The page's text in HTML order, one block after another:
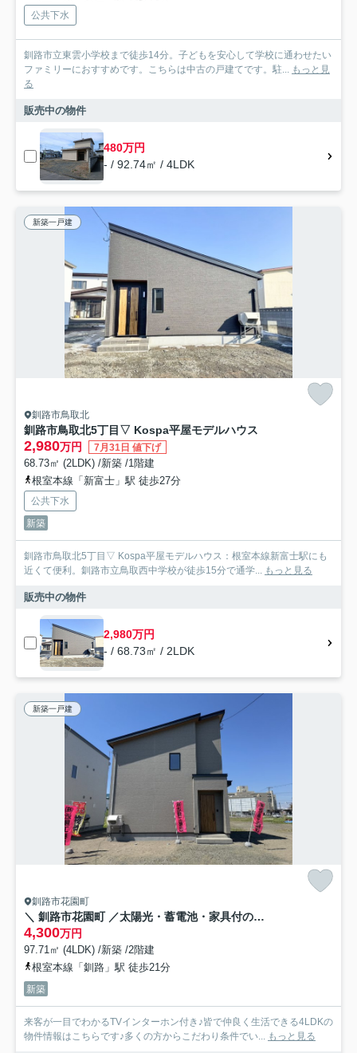
公共下水
釧路市立東雲小学校まで徒歩14分。子どもを安心して学校に通わせたい
ファミリーにおすすめです。こちらは中古の戸建てです。駐... もっと見
る
販売中の物件
480万円
- / 92.74㎡ / 4LDK
新築一戸建
釧路市鳥取北
釧路市鳥取北5丁目▽ Kospa平屋モデルハウス
2,980万円 7月31日 値下げ
68.73㎡ (2LDK) /新築 /1階建
根室本線「新富士」駅 徒歩27分
公共下水
新築
釧路市鳥取北5丁目▽ Kospa平屋モデルハウス：根室本線新富士駅にも
近くて便利。釧路市立鳥取西中学校が徒歩15分で通学... もっと見る
販売中の物件
2,980万円
- / 68.73㎡ / 2LDK
新築一戸建
釧路市花園町
＼ 釧路市花園町 ／太陽光・蓄電池・家具付の高性能モデル誕生！
4,300万円
97.71㎡ (4LDK) /新築 /2階建
根室本線「釧路」駅 徒歩21分
新築
来客が一目でわかるTVインターホン付き♪皆で仲良く生活できる4LDKの
物件情報はこちらです♪多くの方からこだわり条件でい... もっと見る